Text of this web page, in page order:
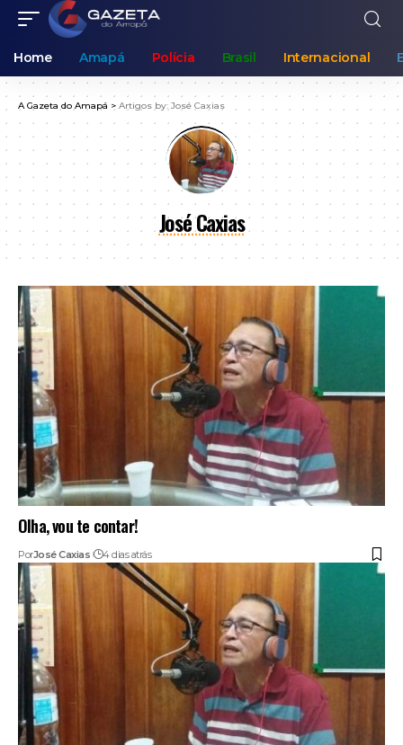
Home Amapá Polícia Brasil Internacional
A Gazeta do Amapá > Artigos by: José Caxias
José Caxias
Olha, vou te contar!
PorJosé Caxias 4 dias atrás